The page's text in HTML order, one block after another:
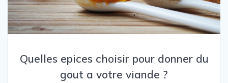
Quelles epices choisir pour donner du
gout a votre viande ?